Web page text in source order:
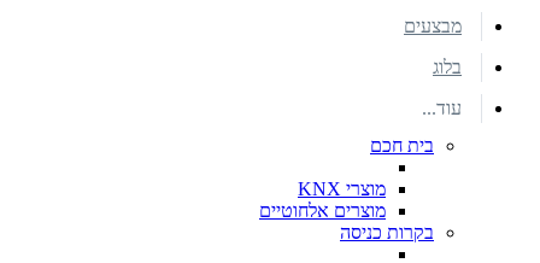
מבצעים
בלוג
עוד...
בית חכם
מוצרי KNX
מוצרים אלחוטיים
בקרות כניסה